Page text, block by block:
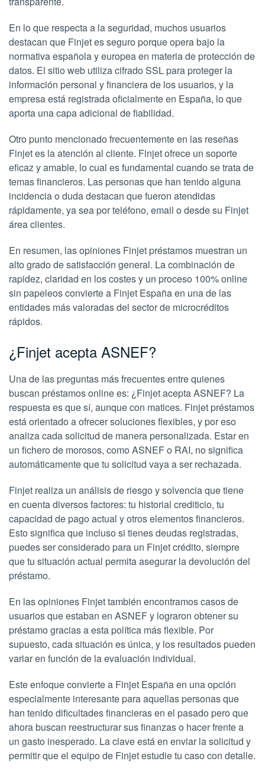
En lo que respecta a la seguridad, muchos usuarios
destacan que Finjet es seguro porque opera bajo la
normativa española y europea en materia de protección de
datos. El sitio web utiliza cifrado SSL para proteger la
información personal y financiera de los usuarios, y la
empresa está registrada oficialmente en España, lo que
aporta una capa adicional de fiabilidad.
Otro punto mencionado frecuentemente en las reseñas
Finjet es la atención al cliente. Finjet ofrece un soporte
eficaz y amable, lo cual es fundamental cuando se trata de
temas financieros. Las personas que han tenido alguna
incidencia o duda destacan que fueron atendidas
rápidamente, ya sea por teléfono, email o desde su Finjet
área clientes.
En resumen, las opiniones Finjet préstamos muestran un
alto grado de satisfacción general. La combinación de
rapidez, claridad en los costes y un proceso 100% online
sin papeleos convierte a Finjet España en una de las
entidades más valoradas del sector de microcréditos
rápidos.
¿Finjet acepta ASNEF?
Una de las preguntas más frecuentes entre quienes
buscan préstamos online es: ¿Finjet acepta ASNEF? La
respuesta es que sí, aunque con matices. Finjet préstamos
está orientado a ofrecer soluciones flexibles, y por eso
analiza cada solicitud de manera personalizada. Estar en
un fichero de morosos, como ASNEF o RAI, no significa
automáticamente que tu solicitud vaya a ser rechazada.
Finjet realiza un análisis de riesgo y solvencia que tiene
en cuenta diversos factores: tu historial crediticio, tu
capacidad de pago actual y otros elementos financieros.
Esto significa que incluso si tienes deudas registradas,
puedes ser considerado para un Finjet crédito, siempre
que tu situación actual permita asegurar la devolución del
préstamo.
En las opiniones Finjet también encontramos casos de
usuarios que estaban en ASNEF y lograron obtener su
préstamo gracias a esta política más flexible. Por
supuesto, cada situación es única, y los resultados pueden
variar en función de la evaluación individual.
Este enfoque convierte a Finjet España en una opción
especialmente interesante para aquellas personas que
han tenido dificultades financieras en el pasado pero que
ahora buscan reestructurar sus finanzas o hacer frente a
un gasto inesperado. La clave está en enviar la solicitud y
permitir que el equipo de Finjet estudie tu caso con detalle.